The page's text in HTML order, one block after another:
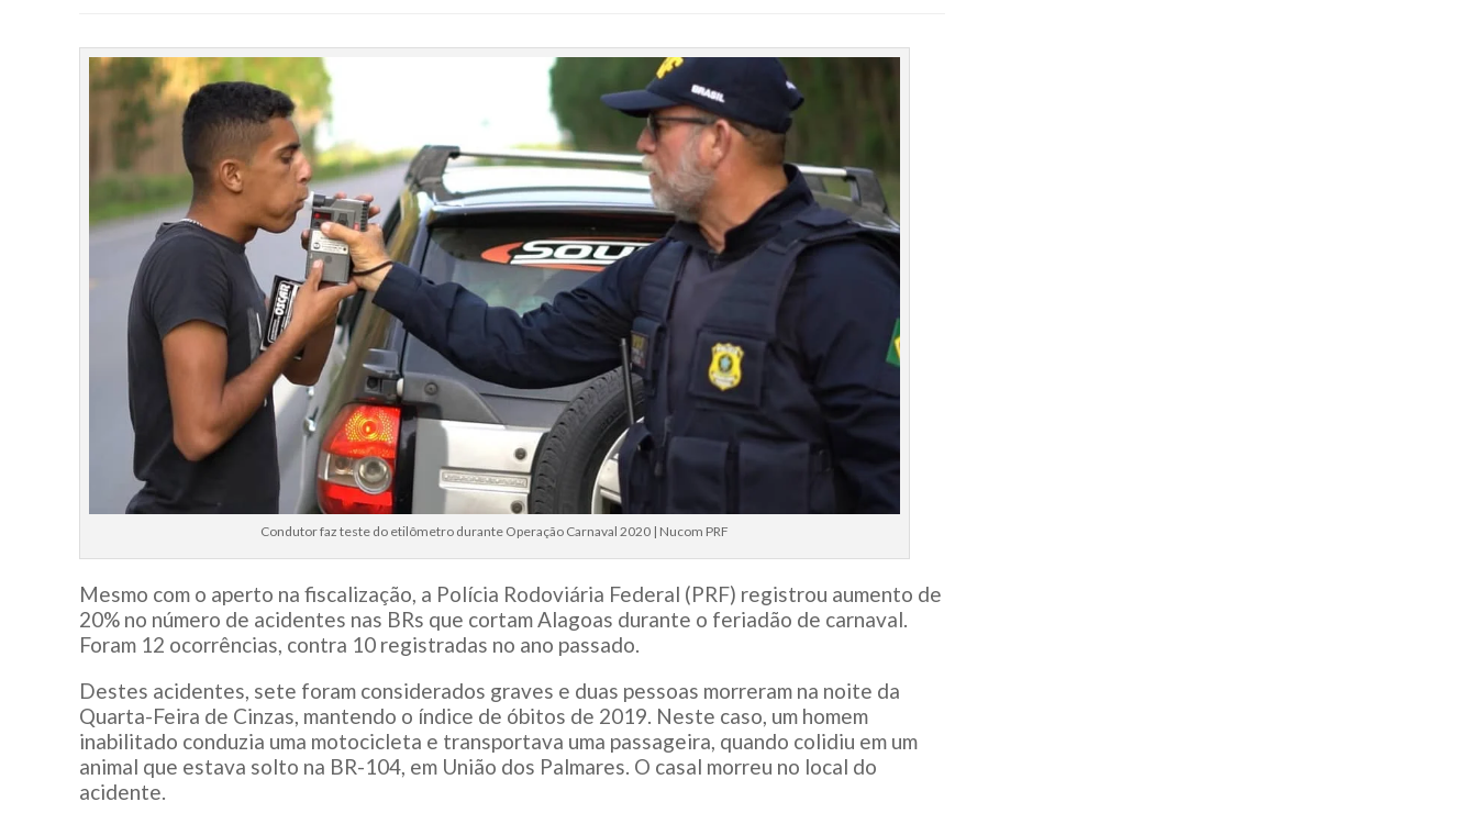
Condutor faz teste do etilômetro durante Operação Carnaval 2020 | Nucom PRF
Mesmo com o aperto na fiscalização, a Polícia Rodoviária Federal (PRF) registrou aumento de
20% no número de acidentes nas BRs que cortam Alagoas durante o feriadão de carnaval.
Foram 12 ocorrências, contra 10 registradas no ano passado.
Destes acidentes, sete foram considerados graves e duas pessoas morreram na noite da
Quarta-Feira de Cinzas, mantendo o índice de óbitos de 2019. Neste caso, um homem
inabilitado conduzia uma motocicleta e transportava uma passageira, quando colidiu em um
animal que estava solto na BR-104, em União dos Palmares. O casal morreu no local do
acidente.